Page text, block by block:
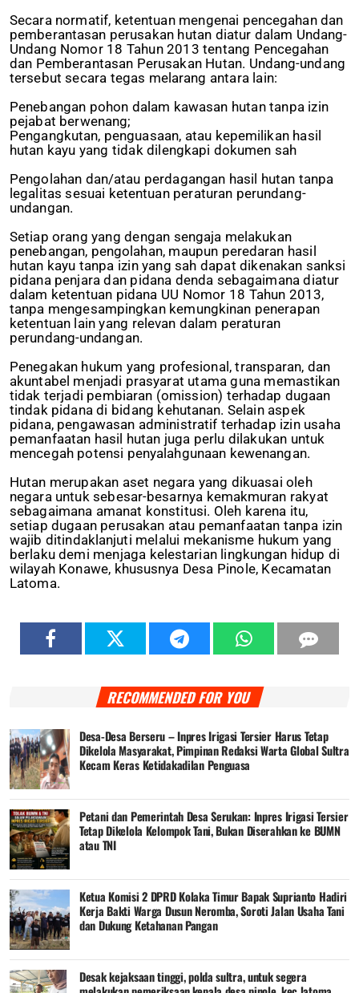
Secara normatif, ketentuan mengenai pencegahan dan
pemberantasan perusakan hutan diatur dalam Undang-
Undang Nomor 18 Tahun 2013 tentang Pencegahan
dan Pemberantasan Perusakan Hutan. Undang-undang
tersebut secara tegas melarang antara lain:
Penebangan pohon dalam kawasan hutan tanpa izin
pejabat berwenang;
Pengangkutan, penguasaan, atau kepemilikan hasil
hutan kayu yang tidak dilengkapi dokumen sah
Pengolahan dan/atau perdagangan hasil hutan tanpa
legalitas sesuai ketentuan peraturan perundang-
undangan.
Setiap orang yang dengan sengaja melakukan
penebangan, pengolahan, maupun peredaran hasil
hutan kayu tanpa izin yang sah dapat dikenakan sanksi
pidana penjara dan pidana denda sebagaimana diatur
dalam ketentuan pidana UU Nomor 18 Tahun 2013,
tanpa mengesampingkan kemungkinan penerapan
ketentuan lain yang relevan dalam peraturan
perundang-undangan.
Penegakan hukum yang profesional, transparan, dan
akuntabel menjadi prasyarat utama guna memastikan
tidak terjadi pembiaran (omission) terhadap dugaan
tindak pidana di bidang kehutanan. Selain aspek
pidana, pengawasan administratif terhadap izin usaha
pemanfaatan hasil hutan juga perlu dilakukan untuk
mencegah potensi penyalahgunaan kewenangan.
Hutan merupakan aset negara yang dikuasai oleh
negara untuk sebesar-besarnya kemakmuran rakyat
sebagaimana amanat konstitusi. Oleh karena itu,
setiap dugaan perusakan atau pemanfaatan tanpa izin
wajib ditindaklanjuti melalui mekanisme hukum yang
berlaku demi menjaga kelestarian lingkungan hidup di
wilayah Konawe, khususnya Desa Pinole, Kecamatan
Latoma.
RECOMMENDED FOR YOU
Desa-Desa Berseru – Inpres Irigasi Tersier Harus Tetap
Dikelola Masyarakat, Pimpinan Redaksi Warta Global Sultra
Kecam Keras Ketidakadilan Penguasa
Petani dan Pemerintah Desa Serukan: Inpres Irigasi Tersier
Tetap Dikelola Kelompok Tani, Bukan Diserahkan ke BUMN
atau TNI
Ketua Komisi 2 DPRD Kolaka Timur Bapak Suprianto Hadiri
Kerja Bakti Warga Dusun Neromba, Soroti Jalan Usaha Tani
dan Dukung Ketahanan Pangan
Desak kejaksaan tinggi, polda sultra, untuk segera